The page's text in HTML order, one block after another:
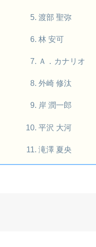
渡部 聖弥
林 安可
Ａ．カナリオ
外崎 修汰
岸 潤一郎
平沢 大河
滝澤 夏央